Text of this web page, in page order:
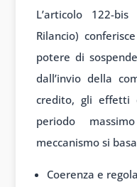
L’articolo 122-
Rilancio)
potere di
dall’invio della
credito, gli effetti
periodo
meccanismo si
Coerenza e